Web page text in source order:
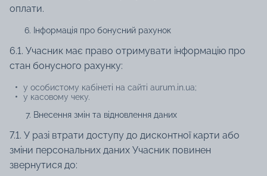
оплати.
Інформація про бонусний рахунок
6.1. Учасник має право отримувати інформацію про
стан бонусного рахунку:
у особистому кабінеті на сайті aurum.in.ua;
у касовому чеку.
Внесення змін та відновлення даних
7.1. У разі втрати доступу до дисконтної карти або
зміни персональних даних Учасник повинен
звернутися до: